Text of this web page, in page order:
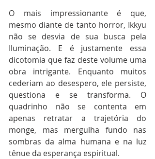
O mais impressionante é que,
mesmo diante de tanto horror, Ikkyu
não se desvia de sua busca pela
Iluminação. E é justamente essa
dicotomia que faz deste volume uma
obra intrigante. Enquanto muitos
cederiam ao desespero, ele persiste,
questiona e se transforma. O
quadrinho não se contenta em
apenas retratar a trajetória do
monge, mas mergulha fundo nas
sombras da alma humana e na luz
tênue da esperança espiritual.